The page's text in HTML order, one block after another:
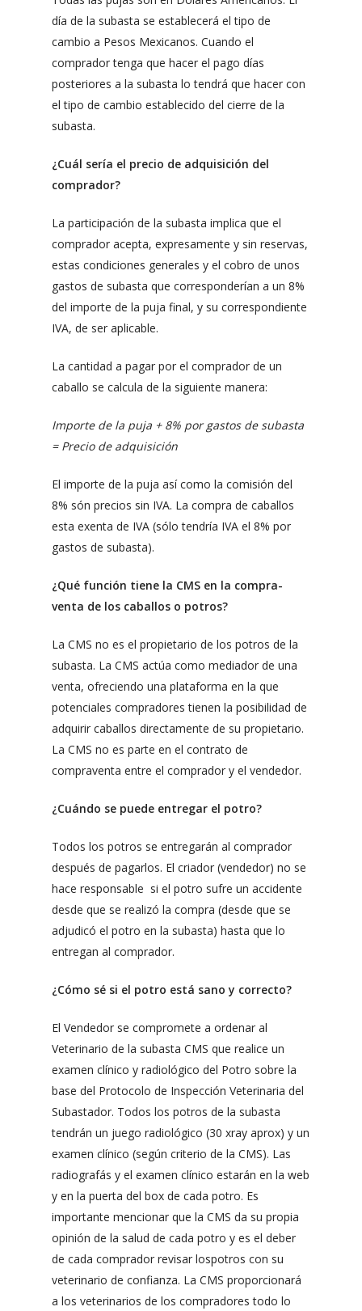
día de la subasta se establecerá el tipo de
cambio a Pesos Mexicanos. Cuando el
comprador tenga que hacer el pago días
posteriores a la subasta lo tendrá que hacer con
el tipo de cambio establecido del cierre de la
subasta.
¿Cuál sería el precio de adquisición del
comprador?
La participación de la subasta implica que el
comprador acepta, expresamente y sin reservas,
estas condiciones generales y el cobro de unos
gastos de subasta que corresponderían a un 8%
del importe de la puja final, y su correspondiente
IVA, de ser aplicable.
La cantidad a pagar por el comprador de un
caballo se calcula de la siguiente manera:
Importe de la puja + 8% por gastos de subasta
= Precio de adquisición
El importe de la puja así como la comisión del
8% són precios sin IVA. La compra de caballos
esta exenta de IVA (sólo tendría IVA el 8% por
gastos de subasta).
¿Qué función tiene la CMS en la compra-
venta de los caballos o potros?
La CMS no es el propietario de los potros de la
subasta. La CMS actúa como mediador de una
venta, ofreciendo una plataforma en la que
potenciales compradores tienen la posibilidad de
adquirir caballos directamente de su propietario.
La CMS no es parte en el contrato de
compraventa entre el comprador y el vendedor.
¿Cuándo se puede entregar el potro?
Todos los potros se entregarán al comprador
después de pagarlos. El criador (vendedor) no se
hace responsable si el potro sufre un accidente
desde que se realizó la compra (desde que se
adjudicó el potro en la subasta) hasta que lo
entregan al comprador.
¿Cómo sé si el potro está sano y correcto?
El Vendedor se compromete a ordenar al
Veterinario de la subasta CMS que realice un
examen clínico y radiológico del Potro sobre la
base del Protocolo de Inspección Veterinaria del
Subastador. Todos los potros de la subasta
tendrán un juego radiológico (30 xray aprox) y un
examen clínico (según criterio de la CMS). Las
radiografás y el examen clínico estarán en la web
y en la puerta del box de cada potro. Es
importante mencionar que la CMS da su propia
opinión de la salud de cada potro y es el deber
de cada comprador revisar lospotros con su
veterinario de confianza. La CMS proporcionará
a los veterinarios de los compradores todo lo